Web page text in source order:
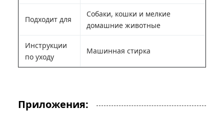
Подходит для
Собаки, кошки и мелкие
домашние животные
Инструкции
по уходу
Машинная стирка
Приложения: